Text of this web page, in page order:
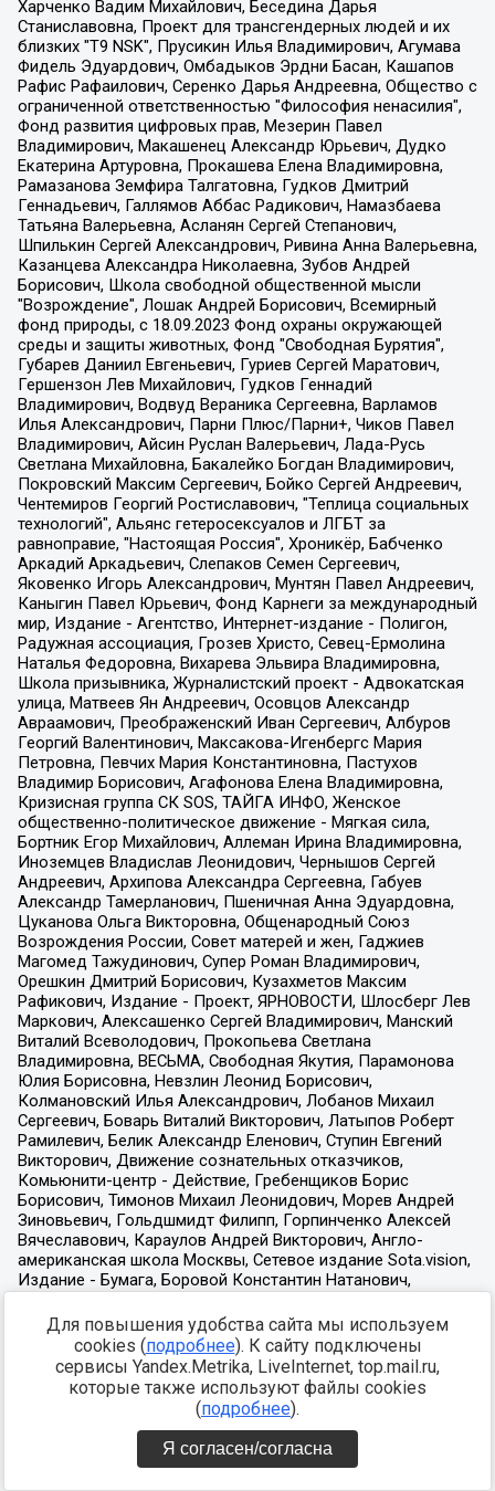
Для повышения удобства сайта мы используем
cookies (подробнее). К сайту подключены
сервисы Yandex.Metrika, LiveInternet, top.mail.ru,
которые также используют файлы cookies
(подробнее).
Я согласен/согласна